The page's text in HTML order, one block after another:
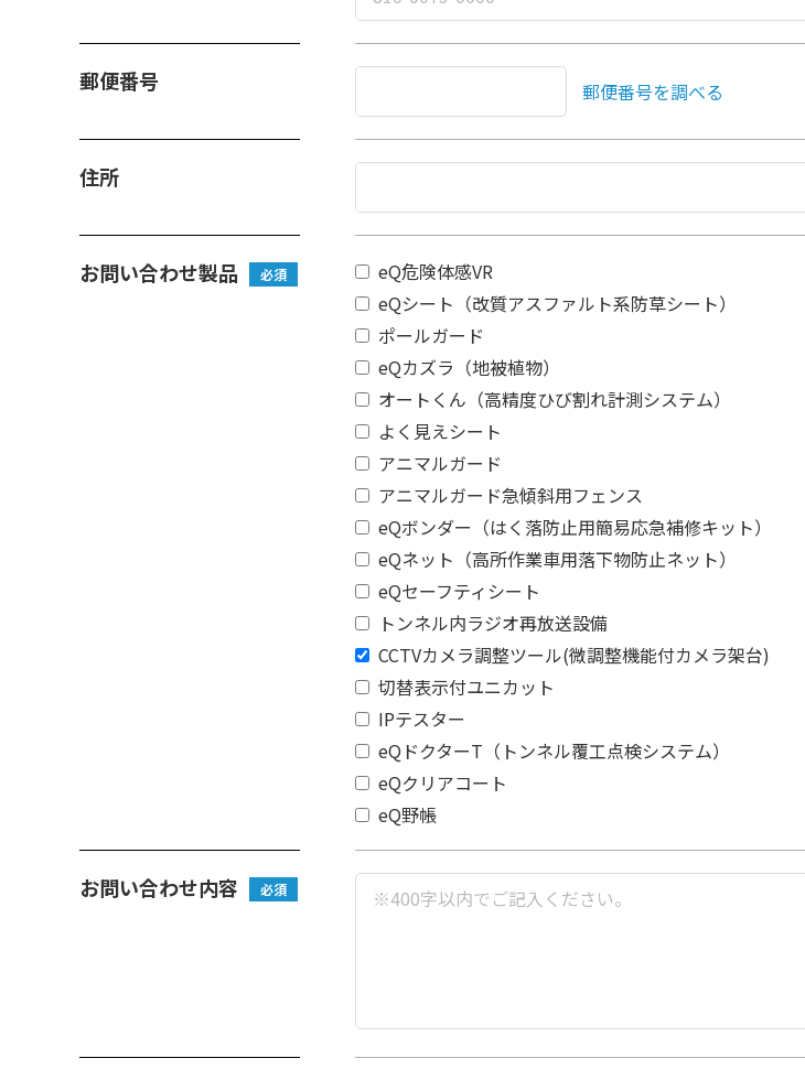
郵便番号 郵便番号を調べる
住所
お問い合わせ製品 必須
eQ危険体感VR
eQシート（改質アスファルト系防草シート）
ポールガード
eQカズラ（地被植物）
オートくん（高精度ひび割れ計測システム）
よく見えシート
アニマルガード
アニマルガード急傾斜用フェンス
eQボンダー（はく落防止用簡易応急補修キット）
eQネット（高所作業車用落下物防止ネット）
eQセーフティシート
トンネル内ラジオ再放送設備
CCTVカメラ調整ツール(微調整機能付カメラ架台)
切替表示付ユニカット
IPテスター
eQドクターT（トンネル覆工点検システム）
eQクリアコート
eQ野帳
お問い合わせ内容 必須